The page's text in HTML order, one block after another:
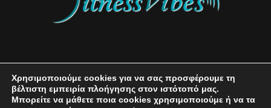
Χρησιμοποιούμε cookies για να σας προσφέρουμε τη
βέλτιστη εμπειρία πλοήγησης στον ιστότοπό μας.
Μπορείτε να μάθετε ποια cookies χρησιμοποιούμε ή να τα